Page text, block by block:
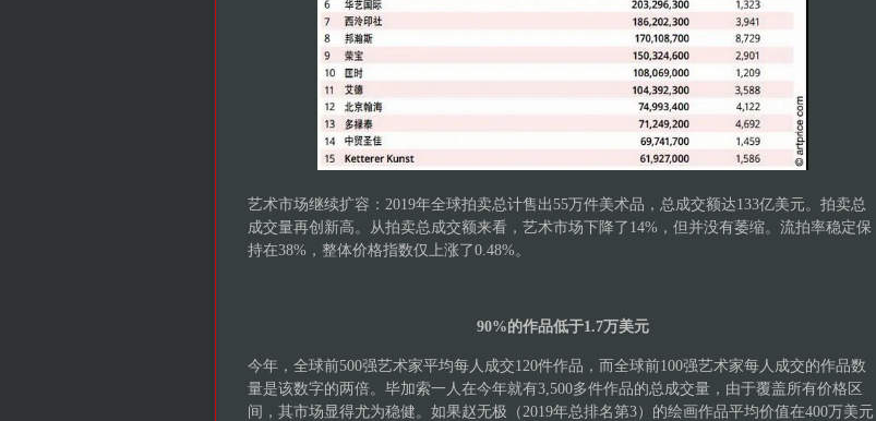
艺术市场继续扩容：2019年全球拍卖总计售出55万件美术品，总成交额达133亿美元。拍卖总
成交量再创新高。从拍卖总成交额来看，艺术市场下降了14%，但并没有萎缩。流拍率稳定保
持在38%，整体价格指数仅上涨了0.48%。
90%的作品低于1.7万美元
今年，全球前500强艺术家平均每人成交120件作品，而全球前100强艺术家每人成交的作品数
量是该数字的两倍。毕加索一人在今年就有3,500多件作品的总成交量，由于覆盖所有价格区
间，其市场显得尤为稳健。如果赵无极（2019年总排名第3）的绘画作品平均价值在400万美元